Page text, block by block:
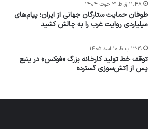
طوفان حمایت ستارگان جهانی از ایران؛ پیام‌های
میلیاردی روایت غرب را به چالش کشید
۱۱:۴۸ ق.ظ ۲۱ حوت ۱۴۰۴
توقف خط تولید کارخانه بزرگ «فوکس» در ینبع
پس از آتش‌سوزی گسترده
۱۲:۱۹ ب.ظ ۱۰ اسد ۱۴۰۵